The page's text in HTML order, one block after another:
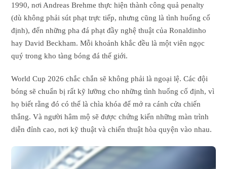
1990, nơi Andreas Brehme thực hiện thành công quả penalty
(dù không phải sút phạt trực tiếp, nhưng cũng là tình huống cố
định), đến những pha đá phạt đầy nghệ thuật của Ronaldinho
hay David Beckham. Mỗi khoảnh khắc đều là một viên ngọc
quý trong kho tàng bóng đá thế giới.
World Cup 2026 chắc chắn sẽ không phải là ngoại lệ. Các đội
bóng sẽ chuẩn bị rất kỹ lưỡng cho những tình huống cố định, vì
họ biết rằng đó có thể là chìa khóa để mở ra cánh cửa chiến
thắng. Và người hâm mộ sẽ được chứng kiến những màn trình
diễn đỉnh cao, nơi kỹ thuật và chiến thuật hòa quyện vào nhau.